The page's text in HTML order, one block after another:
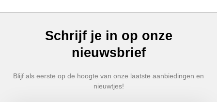
Schrijf je in op onze
nieuwsbrief
Blijf als eerste op de hoogte van onze laatste aanbiedingen en
nieuwtjes!